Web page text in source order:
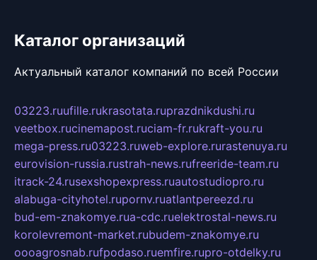
Каталог организаций
Актуальный каталог компаний по всей России
03223.ruufille.rukrasotata.ruprazdnikdushi.ru
veetbox.rucinemapost.ruciam-fr.rukraft-you.ru
mega-press.ru03223.ruweb-explore.rurastenuya.ru
eurovision-russia.rustrah-news.rufreeride-team.ru
itrack-24.rusexshopexpress.ruautostudiopro.ru
alabuga-cityhotel.rupornv.ruatlantpereezd.ru
bud-em-znakomye.rua-cdc.ruelektrostal-news.ru
korolevremont-market.rubudem-znakomye.ru
oooagrosnab.rufpodaso.ruemfire.rupro-otdelky.ru